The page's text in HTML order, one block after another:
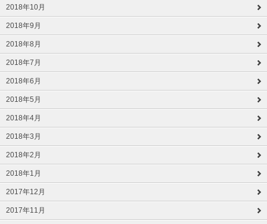
2018年10月
2018年9月
2018年8月
2018年7月
2018年6月
2018年5月
2018年4月
2018年3月
2018年2月
2018年1月
2017年12月
2017年11月